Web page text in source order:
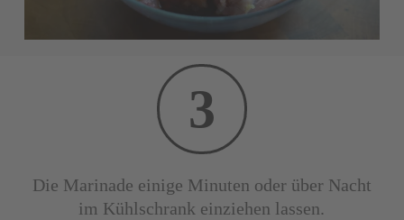
3
Die Marinade einige Minuten oder über Nacht
im Kühlschrank einziehen lassen.